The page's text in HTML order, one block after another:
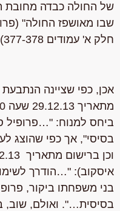
של החולה כבדה מחובת
שבו מאושפז החולה"
חלק א' עמודים 377-378).
אכן, כפי שציינה הנתבעת
ביחס למנוח: "…פרופיל
בסיסי", אך כפי שהוצג
איסקוב): "…הודרך
בני משפחתו ביקור,
בסיסית…". ואולם, שוב,